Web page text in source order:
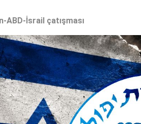
ABD-İsrail çatışması